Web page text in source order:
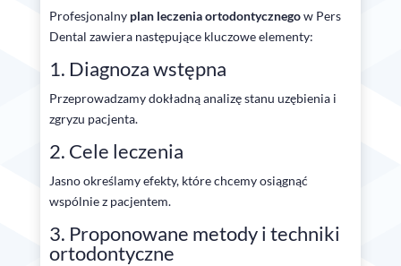
Profesjonalny plan leczenia ortodontycznegow Pers
Dental zawiera następujące kluczowe elementy:
1. Diagnoza wstępna
Przeprowadzamy dokładną analizę stanu uzębienia i
zgryzu pacjenta.
2. Cele leczenia
Jasno określamy efekty, które chcemy osiągnąć
wspólnie z pacjentem.
3. Proponowane metody i techniki
ortodontyczne